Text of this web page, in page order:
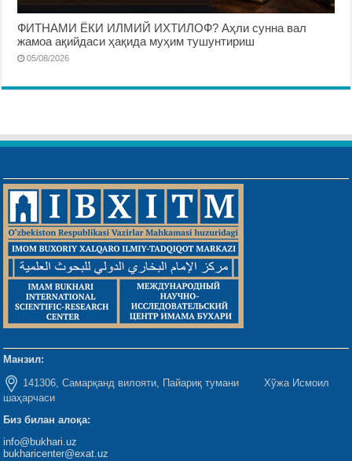
ФИТНАМИ ЁКИ ИЛМИЙ ИХТИЛОФ? Аҳли сунна вал
жамоа ақийдаси ҳақида муҳим тушунтириш
05/08/2026
Манзил:
141306, Самарқанд вилояти, Пайариқ тумани Хўжа Исмоил
шаҳарчаси
Биз билан алоқа:
info@bukhari.uz
bukharicenter@exat.uz